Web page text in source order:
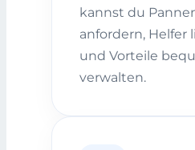
kannst du
anfordern, Helfer
und Vorteile
verwalten.